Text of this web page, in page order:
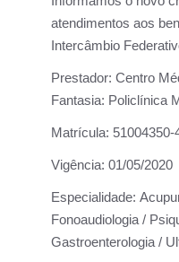
atendimentos aos
Intercâmbio
Prestador: Centro
Fantasia: Policlínica
Matrícula: 51004350-
Vigência: 01/05/2020
Especialidade:
Fonoaudiologia /
Gastroenterologia /